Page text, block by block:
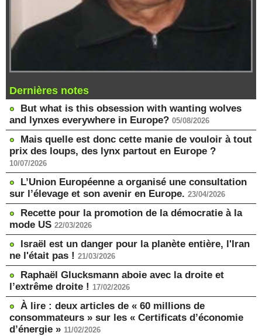
Dernières notes
But what is this obsession with wanting wolves
and lynxes everywhere in Europe? 05/08/2026
Mais quelle est donc cette manie de vouloir à tout
prix des loups, des lynx partout en Europe ?
10/07/2026
L’Union Européenne a organisé une consultation
sur l’élevage et son avenir en Europe. 23/04/2026
Recette pour la promotion de la démocratie à la
mode US 22/03/2026
Israël est un danger pour la planète entière, l'Iran
ne l'était pas ! 21/03/2026
Raphaël Glucksmann aboie avec la droite et
l’extrême droite ! 17/02/2026
À lire : deux articles de « 60 millions de
consommateurs » sur les « Certificats d’économie
d’énergie » 11/02/2026